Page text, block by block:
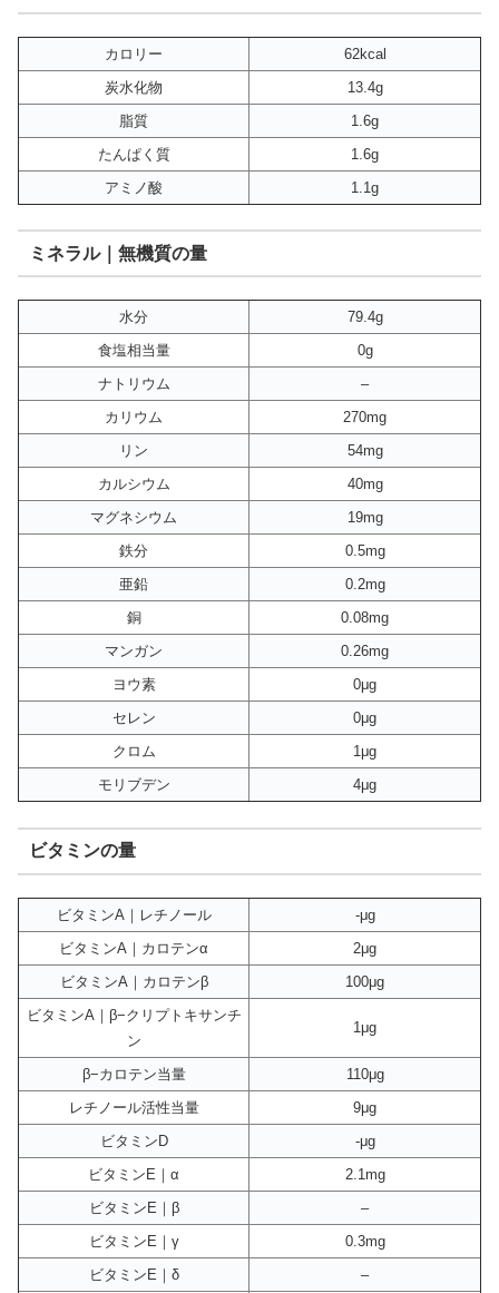
カロリー
62kcal
炭水化物
13.4g
脂質
1.6g
たんぱく質
1.6g
アミノ酸
1.1g
ミネラル｜無機質の量
水分
79.4g
食塩相当量
0g
ナトリウム
–
カリウム
270mg
リン
54mg
カルシウム
40mg
マグネシウム
19mg
鉄分
0.5mg
亜鉛
0.2mg
銅
0.08mg
マンガン
0.26mg
ヨウ素
0μg
セレン
0μg
クロム
1μg
モリブデン
4μg
ビタミンの量
ビタミンA｜レチノール
-μg
ビタミンA｜カロテンα
2μg
ビタミンA｜カロテンβ
100μg
ビタミンA｜β−クリプトキサンチ
ン
1μg
β−カロテン当量
110μg
レチノール活性当量
9μg
ビタミンD
-μg
ビタミンE｜α
2.1mg
ビタミンE｜β
–
ビタミンE｜γ
0.3mg
ビタミンE｜δ
–